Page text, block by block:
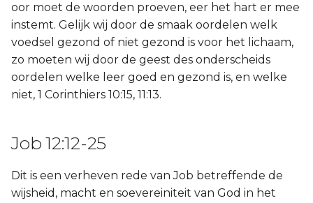
oor moet de woorden proeven, eer het hart er mee
instemt. Gelijk wij door de smaak oordelen welk
voedsel gezond of niet gezond is voor het lichaam,
zo moeten wij door de geest des onderscheids
oordelen welke leer goed en gezond is, en welke
niet, 1 Corinthiers 10:15, 11:13.
Job 12:12-25
Dit is een verheven rede van Job betreffende de
wijsheid, macht en soevereiniteit van God in het